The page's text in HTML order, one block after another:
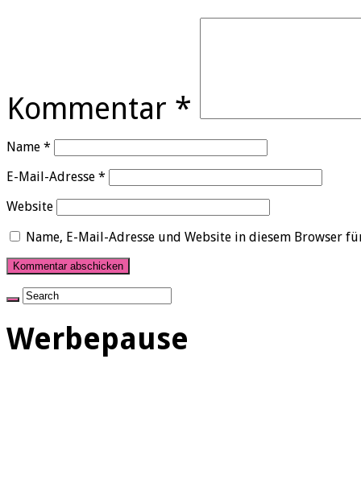
Kommentar *
Name *
E-Mail-Adresse *
Website
Name, E-Mail-Adresse und Website in diesem Browser
Werbepause